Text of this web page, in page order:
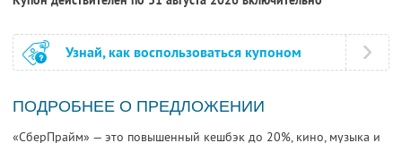
Узнай, как воспользоваться купоном
ПОДРОБНЕЕ О ПРЕДЛОЖЕНИИ
«СберПрайм» — это повышенный кешбэк до 20%, кино, музыка и